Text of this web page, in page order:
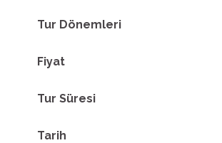
Tur Dönemleri
Fiyat
Tur Süresi
Tarih